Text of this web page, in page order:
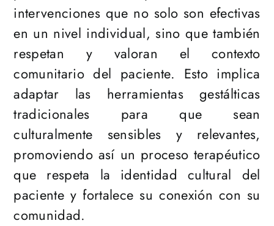
intervenciones que no solo son efectivas
en un nivel individual, sino que también
respetan y valoran el contexto
comunitario del paciente. Esto implica
adaptar las herramientas gestálticas
tradicionales para que sean
culturalmente sensibles y relevantes,
promoviendo así un proceso terapéutico
que respeta la identidad cultural del
paciente y fortalece su conexión con su
comunidad.